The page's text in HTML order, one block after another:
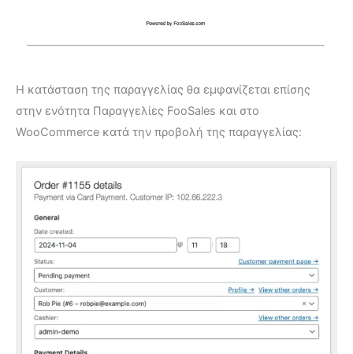
Η κατάσταση της παραγγελίας θα εμφανίζεται επίσης
στην ενότητα Παραγγελίες FooSales και στο
WooCommerce κατά την προβολή της παραγγελίας: